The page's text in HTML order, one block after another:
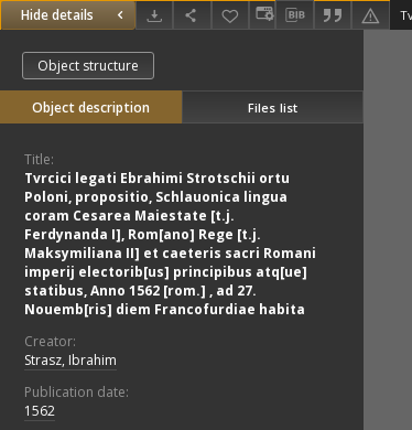
Hide details
Object structure
Object description Files list
Title:
Tvrcici legati Ebrahimi Strotschii ortu
Poloni, propositio, Schlauonica lingua
coram Cesarea Maiestate [t.j.
Ferdynanda I], Rom[ano] Rege [t.j.
Maksymiliana II] et caeteris sacri Romani
imperij electorib[us] principibus atq[ue]
statibus, Anno 1562 [rom.] , ad 27.
Nouemb[ris] diem Francofurdiae habita
Creator:
Strasz, Ibrahim
Publication date:
1562